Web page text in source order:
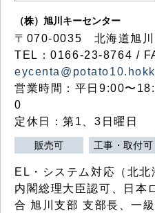
（株）旭川キーセンター
〒070-0035 北海道旭川
TEL：0166-23-8764 /
営業時間：平日9:00〜
0
定休日：第1、3日曜日
販売可 工事・取付可
EL・システム対応（北北
内閣総理大臣認可、日本
合 旭川支部 支部長、一